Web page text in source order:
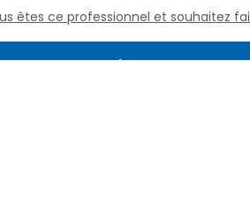
êtes ce professionnel et souhaitez
Assistance